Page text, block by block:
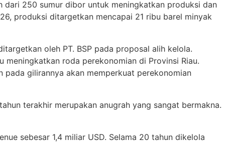
dari 250 sumur dibor untuk meningkatkan produksi dan
produksi ditargetkan mencapai 21 ribu barel minyak
oleh PT. BSP pada proposal alih kelola.
roda perekonomian di Provinsi Riau.
gilirannya akan memperkuat perekonomian
terakhir merupakan anugrah yang sangat bermakna.
sebesar 1,4 miliar USD. Selama 20 tahun dikelola